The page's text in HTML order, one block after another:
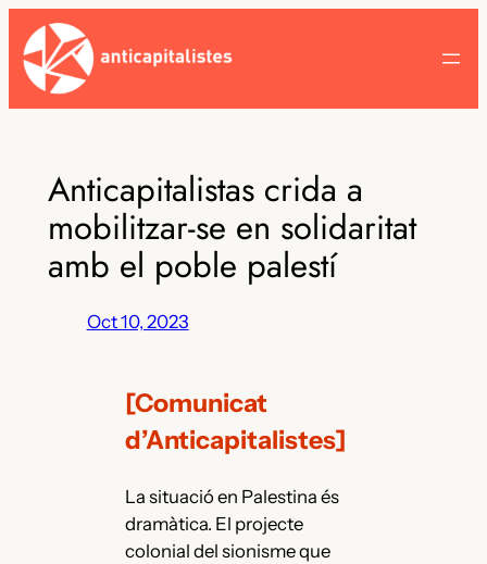
Skip
to
content
Anticapitalistas crida a
mobilitzar-se en solidaritat
amb el poble palestí
Oct 10, 2023
[Comunicat
d’Anticapitalistes]
La situació en Palestina és
dramàtica. El projecte
colonial del sionisme que